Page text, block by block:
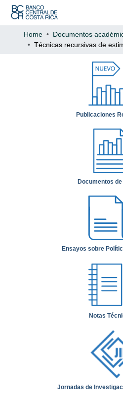
Home Documentos
Publicaciones
Documentos de
Ensayos sobre
Notas
Jornadas de